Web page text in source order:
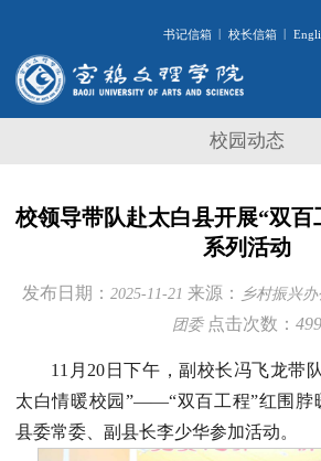
书记信箱 | 校长信箱 |
校园动态
校领导带队赴太白县开展“双百
系列活动
发布日期： 2025-11-21 来源：
乡村振兴
团委 点击次数： 499
11月20日下午，副校长冯飞龙带
太白情暖校园”——“双百工程”红围脖
县委常委、副县长李少华参加活动。